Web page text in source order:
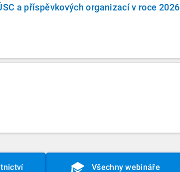
a příspěvkových organizací v roce 2026
Všechny webináře